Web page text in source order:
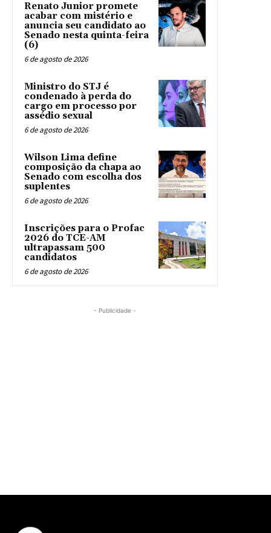
Renato Junior promete
acabar com mistério e
anuncia seu candidato ao
Senado nesta quinta-feira
(6)
6 de agosto de 2026
Ministro do STJ é
condenado à perda do
cargo em processo por
assédio sexual
6 de agosto de 2026
Wilson Lima define
composição da chapa ao
Senado com escolha dos
suplentes
6 de agosto de 2026
Inscrições para o Profac
2026 do TCE-AM
ultrapassam 500
candidatos
6 de agosto de 2026
- Publicidade -